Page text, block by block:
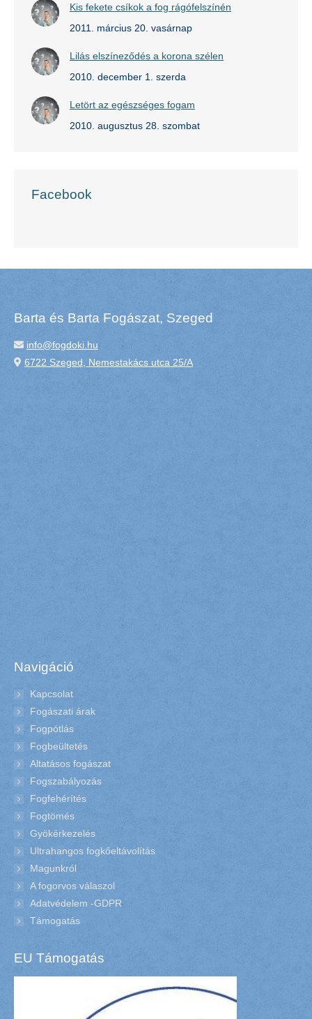
Kis fekete csíkok a fog rágófelszínén
2011. március 20. vasárnap
Lilás elszíneződés a korona szélen
2010. december 1. szerda
Letört az egészséges fogam
2010. augusztus 28. szombat
Facebook
Barta és Barta Fogászat, Szeged
info@fogdoki.hu
6722 Szeged, Nemestakács utca 25/A
Navigáció
Kapcsolat
Fogászati árak
Fogpótlás
Fogbeültetés
Altatásos fogászat
Fogszabályozás
Fogfehérítés
Fogtömés
Gyökérkezelés
Ultrahangos fogkőeltávolítás
Magunkról
A fogorvos válaszol
Adatvédelem -GDPR
Támogatás
EU Támogatás